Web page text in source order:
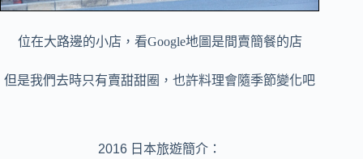
位在大路邊的小店，看Google地圖是間賣簡餐的店
但是我們去時只有賣甜甜圈，也許料理會隨季節變化吧
2016 日本旅遊簡介：